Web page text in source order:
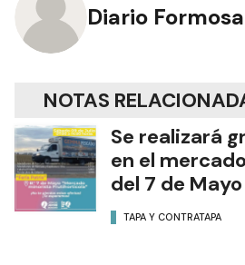
Diario Formosa
NOTAS
Se realizará
en el
del 7 de Mayo
TAPA Y CONTRATAPA